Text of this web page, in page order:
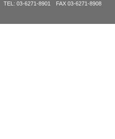
TEL: 03-6271-8901 FAX 03-6271-8908